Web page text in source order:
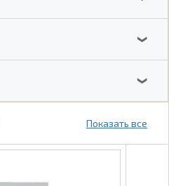
❯
❯
Показать все